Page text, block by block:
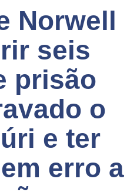
Norwell
seis
prisão
o
e ter
erro a